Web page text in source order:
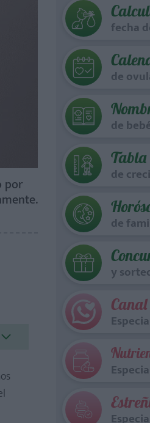
por
fecha
de
de
Tabla
de
de
y